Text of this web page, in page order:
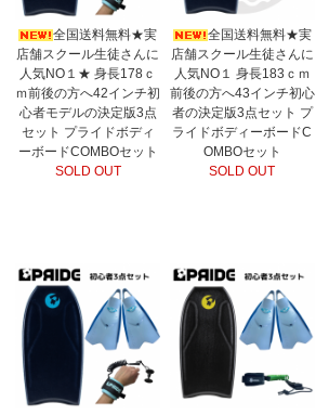
全国送料無料★実
店舗スクール生徒さんに
人気NO１★ 身長178ｃ
ｍ前後の方へ42インチ初
心者モデルの決定版3点
セット プライドボディ
ーボードCOMBOセット
SOLD OUT
全国送料無料★実
店舗スクール生徒さんに
人気NO１ 身長183ｃｍ
前後の方へ43インチ初心
者の決定版3点セット プ
ライドボディーボードC
OMBOセット
SOLD OUT